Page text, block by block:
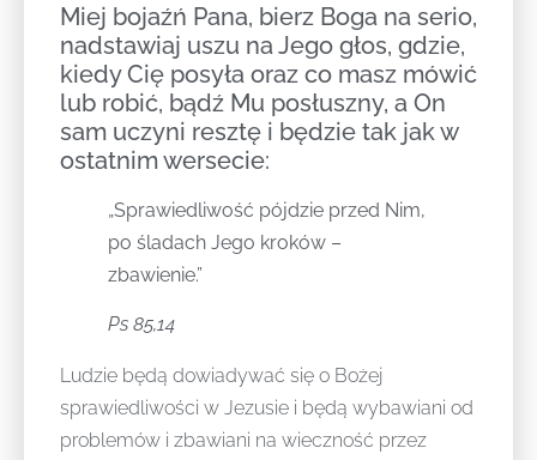
Miej bojaźń Pana, bierz Boga na serio,
nadstawiaj uszu na Jego głos, gdzie,
kiedy Cię posyła oraz co masz mówić
lub robić, bądź Mu posłuszny, a On
sam uczyni resztę i będzie tak jak w
ostatnim wersecie:
„Sprawiedliwość pójdzie przed Nim,
po śladach Jego kroków –
zbawienie.”
Ps 85,14
Ludzie będą dowiadywać się o Bożej
sprawiedliwości w Jezusie i będą wybawiani od
problemów i zbawiani na wieczność przez